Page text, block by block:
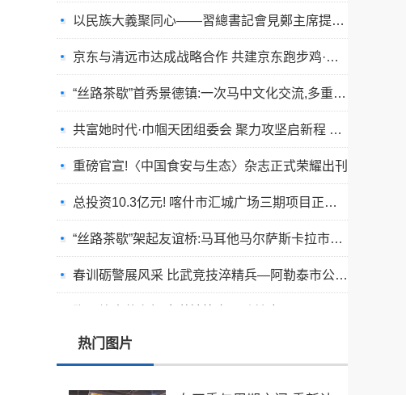
以民族大義聚同心——習總書記會見鄭主席提出兩岸關系四點重要意見
京东与清远市达成战略合作 共建京东跑步鸡·清远鸡标准体系
“丝路茶歇”首秀景德镇:一次马中文化交流,多重收获与回响
共富她时代·巾帼天团组委会 聚力攻坚启新程 星火燎原耀全国
重磅官宣!〈中国食安与生态〉杂志正式荣耀出刊
总投资10.3亿元! 喀什市汇城广场三期项目正式开工
“丝路茶歇”架起友谊桥:马耳他马尔萨斯卡拉市友城代表团访问景德镇
春训砺警展风采 比武竞技淬精兵—阿勒泰市公安局举行春训队列会操比武活动
热门图片